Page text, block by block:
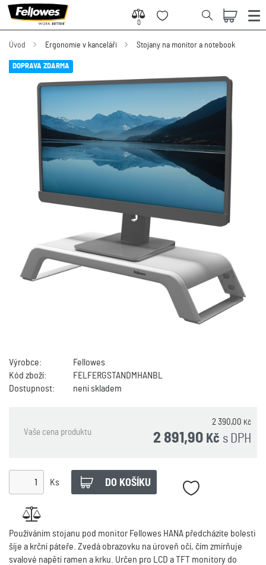
0
0
Úvod Ergonomie v kanceláři Stojany na monitor a notebook
DOPRAVA ZDARMA
Výrobce:
Fellowes
Kód zboží:
FELFERGSTANDMHANBL
Dostupnost:
není skladem
Vaše cena produktu
2 390,00 Kč
s DPH
2 891,90 Kč
Ks
Používáním stojanu pod monitor Fellowes HANA předcházíte bolesti
šíje a krční páteře. Zvedá obrazovku na úroveň očí, čím zmírňuje
svalové napětí ramen a krku. Určen pro LCD a TFT monitory do